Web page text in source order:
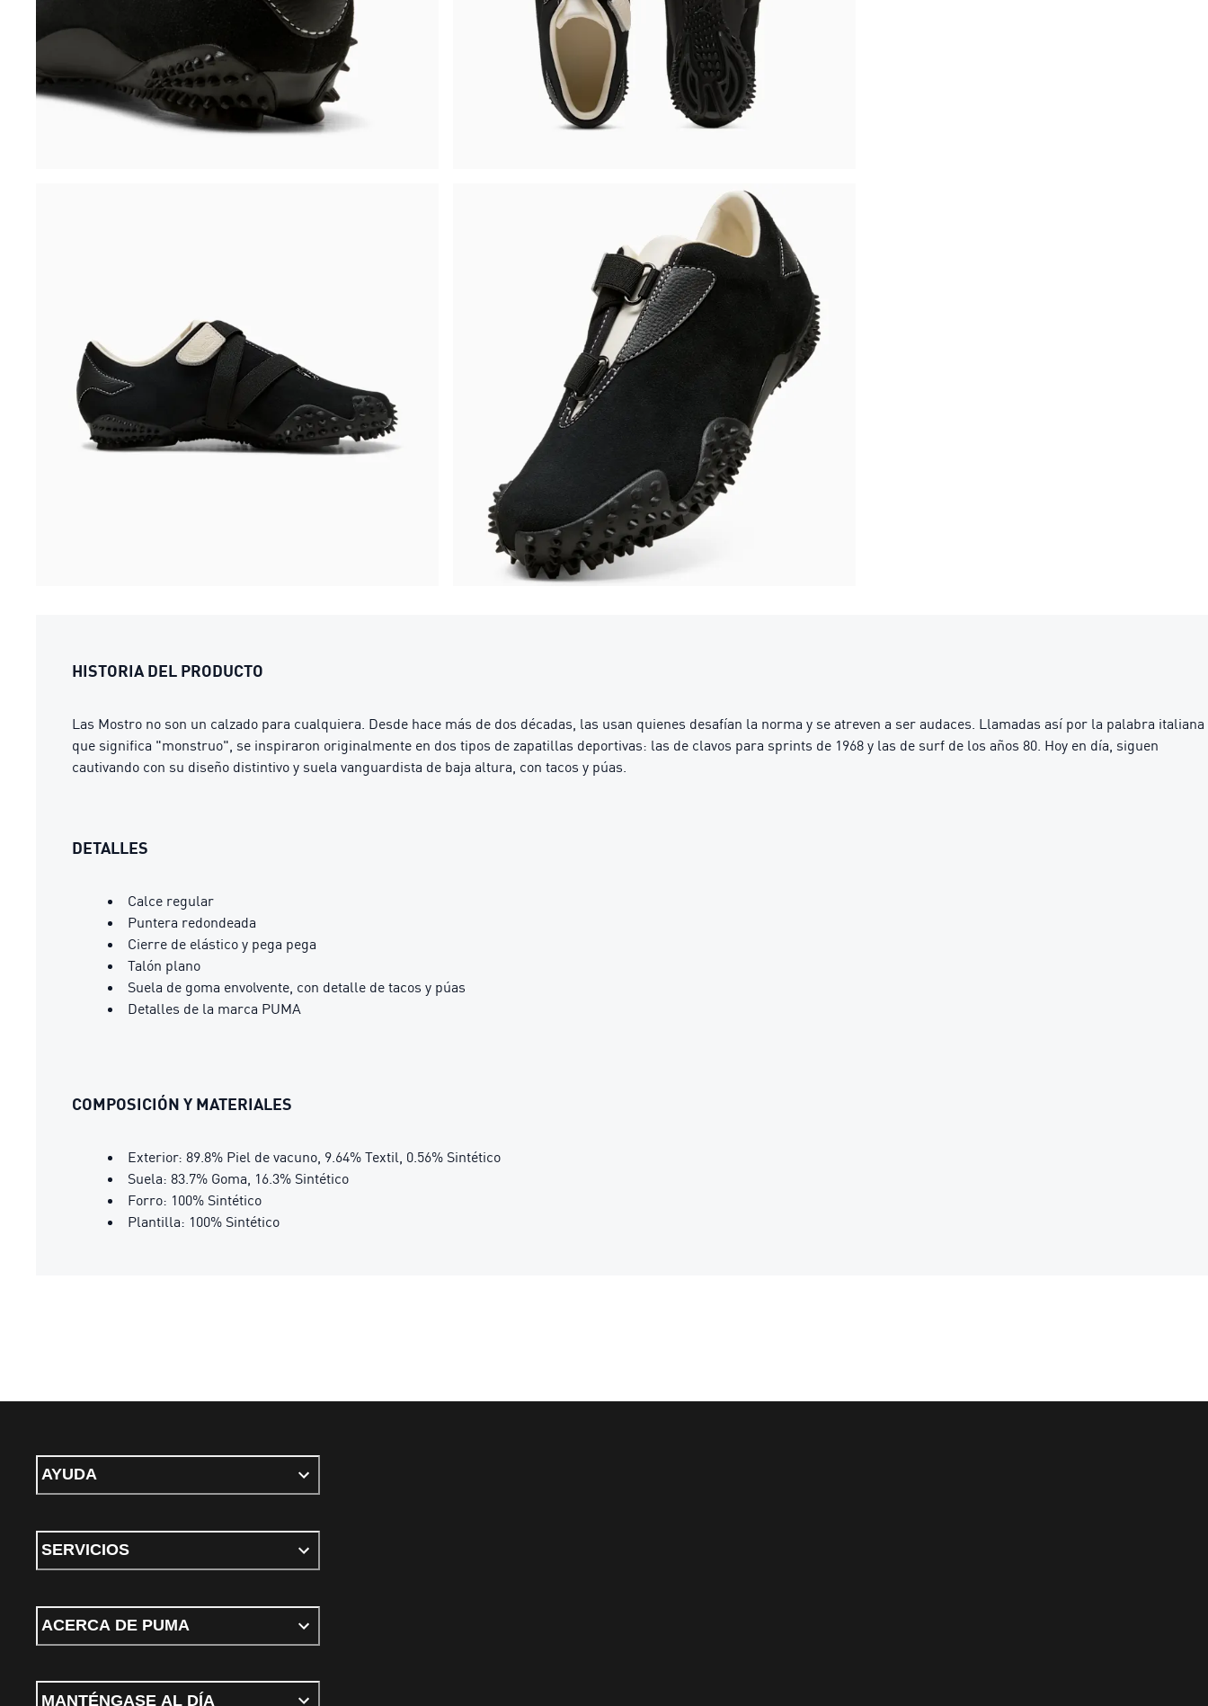
HISTORIA DEL PRODUCTO
Las Mostro no son un calzado para cualquiera. Desde hace más de dos décadas, las usan quienes desafían la norma y se atreven a ser audaces. Llamadas así por la palabra italiana
que significa "monstruo", se inspiraron originalmente en dos tipos de zapatillas deportivas: las de clavos para sprints de 1968 y las de surf de los años 80. Hoy en día, siguen
cautivando con su diseño distintivo y suela vanguardista de baja altura, con tacos y púas.
DETALLES
Calce regular
Puntera redondeada
Cierre de elástico y pega pega
Talón plano
Suela de goma envolvente, con detalle de tacos y púas
Detalles de la marca PUMA
COMPOSICIÓN Y MATERIALES
Exterior: 89.8% Piel de vacuno, 9.64% Textil, 0.56% Sintético
Suela: 83.7% Goma, 16.3% Sintético
Forro: 100% Sintético
Plantilla: 100% Sintético
AYUDA
SERVICIOS
ACERCA DE PUMA
MANTÉNGASE AL DÍA